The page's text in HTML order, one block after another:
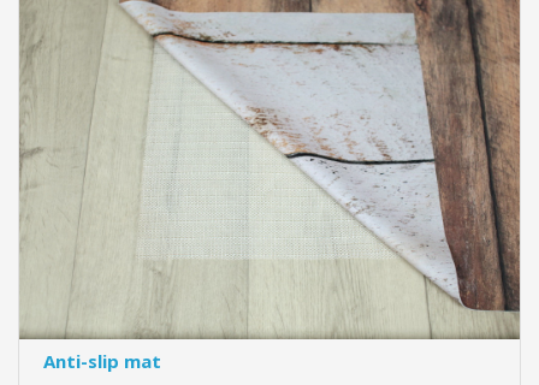
Anti-slip mat